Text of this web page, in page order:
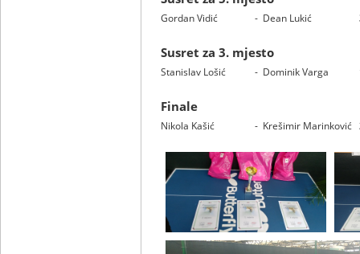
Gordan Vidić - Dean Lukić
Susret za 3. mjesto
Stanislav Lošić - Dominik Varga
Finale
Nikola Kašić - Krešimir Marinković